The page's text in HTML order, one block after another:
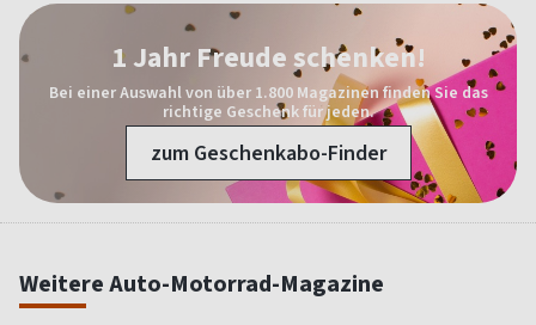
1 Jahr Freude schenken!
Bei einer Auswahl von über 1.800 Magazinen finden Sie das
richtige Geschenk für jeden.
zum Geschenkabo-Finder
Weitere Auto-Motorrad-Magazine